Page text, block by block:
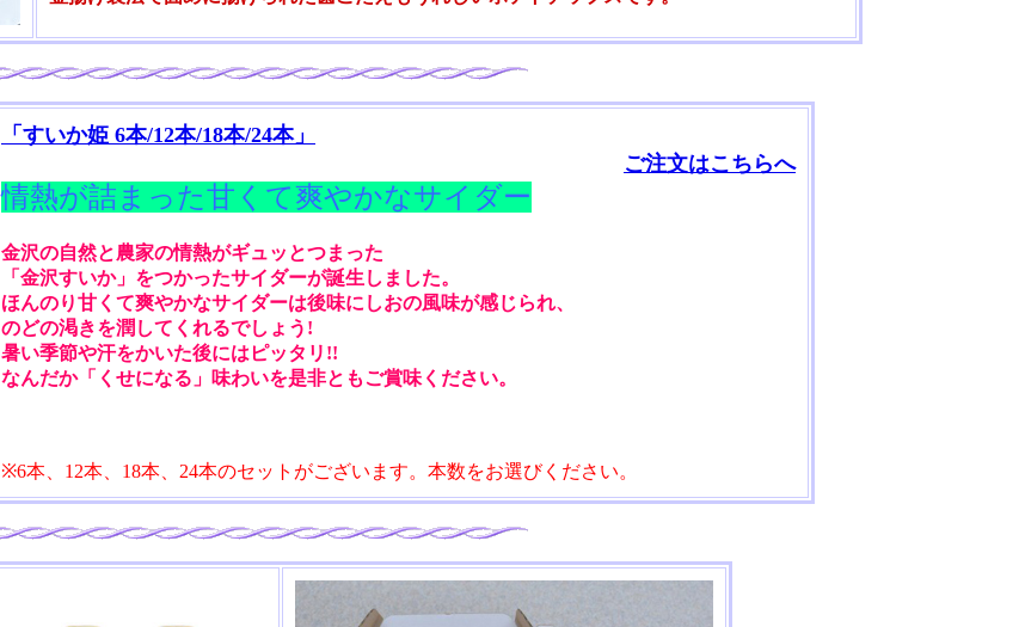
「すいか姫 6本/12本/18本/24本」
ご注文はこちらへ
情熱が詰まった甘くて爽やかなサイダー
金沢の自然と農家の情熱がギュッとつまった
「金沢すいか」をつかったサイダーが誕生しました。
ほんのり甘くて爽やかなサイダーは後味にしおの風味が感じられ、
のどの渇きを潤してくれるでしょう!
暑い季節や汗をかいた後にはピッタリ!!
なんだか「くせになる」味わいを是非ともご賞味ください。
※6本、12本、18本、24本のセットがございます。本数をお選びください。